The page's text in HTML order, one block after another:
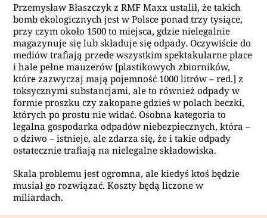
Przemysław Błaszczyk zRMF Maxx ustalił, że takich
bomb ekologicznych jest w Polsce ponad trzy tysiące,
przy czym około 1500 to miejsca, gdzie nielegalnie
magazynuje się lub składuje się odpady. Oczywiście do
mediów trafiają przede wszystkim spektakularne place
i hale pełne mauzerów [plastikowych zbiorników,
które zazwyczaj mają pojemność 1000 litrów – red.] z
toksycznymi substancjami, ale to również odpady w
formie proszku czy zakopane gdzieś w polach beczki,
których po prostu nie widać. Osobna kategoria to
legalna gospodarka odpadów niebezpiecznych, która –
o dziwo – istnieje, ale zdarza się, że i takie odpady
ostatecznie trafiają na nielegalne składowiska.
Skala problemu jest ogromna, ale kiedyś ktoś będzie
musiał go rozwiązać. Koszty będą liczone w
miliardach.